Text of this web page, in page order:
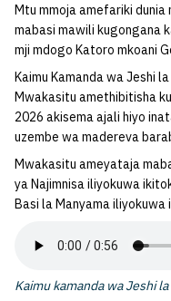
Mtu mmoja amefariki
mabasi mawili kugongana
mji mdogo Katoro mkoani
Kaimu Kamanda wa Jeshi
Mwakasitu amethibitisha
2026 akisema ajali hiyo
uzembe wa madereva
Mwakasitu ameyataja
ya Najimnisa iliyokuwa
Basi la Manyama
Kaimu kamanda wa Jeshi